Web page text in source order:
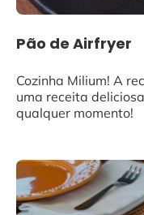
Pão de Airfryer
Cozinha Milium! A
uma receita
qualquer momento!